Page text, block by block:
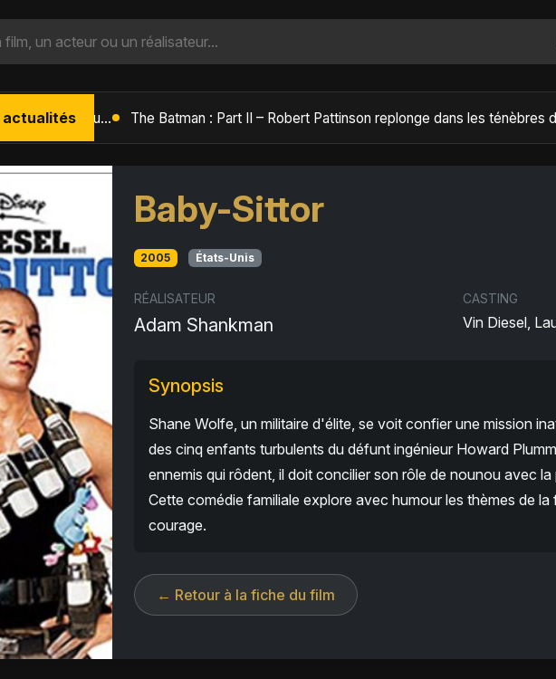
actualités L'Âge de Glace : Le Réveil du Volcan – Manny, Sid et Diego de retour pour une aventure explosive
Baby-Sittor
2005 États-Unis
RÉALISATEUR
Adam Shankman
CASTING
Vin Diesel,
Synopsis
Shane Wolfe, un militaire d'élite, se voit confier une mission
des cinq enfants turbulents du défunt ingénieur Howard
ennemis qui rôdent, il doit concilier son rôle de nounou avec
Cette comédie familiale explore avec humour les thèmes de
courage.
← Retour à la fiche du film